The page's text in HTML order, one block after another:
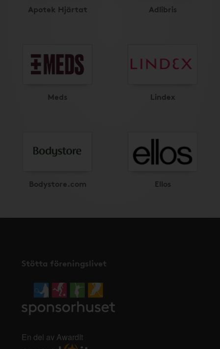
Apotek Hjärtat Adlibris
Meds Lindex
Bodystore.com Ellos
Stötta föreningslivet
En del av AwardIt